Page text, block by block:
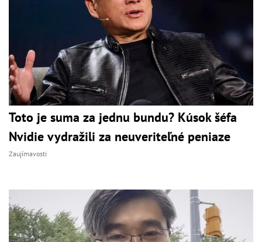
Toto je suma za jednu bundu? Kúsok šéfa
Nvidie vydražili za neuveriteľné peniaze
Zaujímavosti